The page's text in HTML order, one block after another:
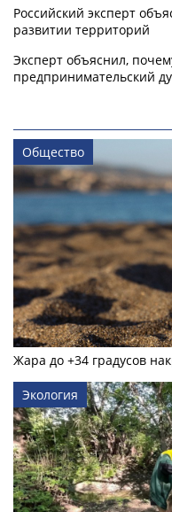
Российский эксперт
развитии территорий
Эксперт объяснил,
предпринимательский
Общество
Жара до +34 градусов
Экология